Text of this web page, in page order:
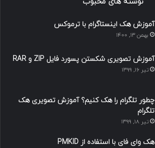
آموزش هک اینستاگرام با ترموکس
بهمن ۱۳, ۱۴۰۰
آموزش تصویری شکستن پسورد فایل ZIP و RAR
تیر ۱۶, ۱۳۹۹
چطور تلگرام را هک کنیم؟ آموزش تصویری هک
تلگرام
تیر ۱۸, ۱۳۹۹
هک وای فای با استفاده از PMKID